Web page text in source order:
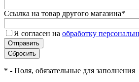
Ссылка на товар другого магазина*
Я согласен на обработку
* - Поля, обязательные для заполнения